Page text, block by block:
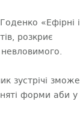
«Ефірні і
розкриє
зустрічі зможе
форми аби у